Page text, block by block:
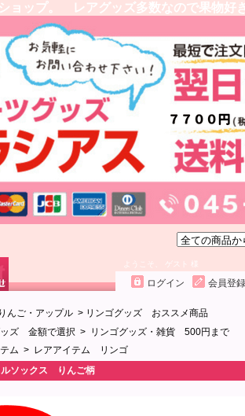
ップ。 レアグッズ多数なので果物好
ようこそ、 ゲスト 様
ログイン 会員登録
んご・アップル > リンゴグッズ おススメ商品
ッズ 金額で選択 > リンゴグッズ・雑貨 500円まで
ム > レアアイテム リンゴ
ルソックス りんご柄